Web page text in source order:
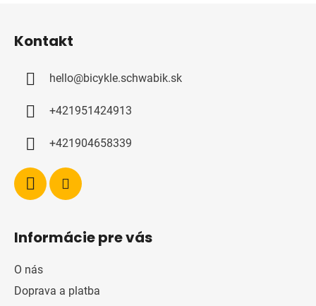
Kontakt
hello@bicykle.schwabik.sk
+421951424913
+421904658339
Informácie pre vás
O nás
Doprava a platba